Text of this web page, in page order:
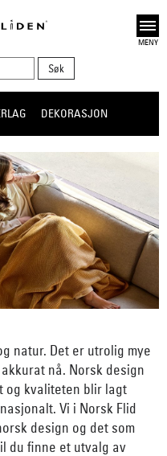
Open
DEKORASJON
natur. Det er utrolig mye
nå. Norsk design
og kvaliteten blir lagt
Vi i Norsk Flid
design og det som
du finne et utvalg av